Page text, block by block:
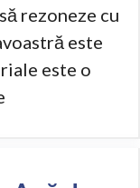
rezoneze cu
este
este o